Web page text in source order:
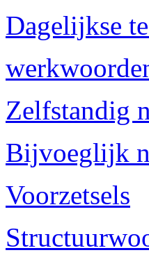
Dagelijkse
Zelfstandig
Bijvoeglijk
Voorzetsels